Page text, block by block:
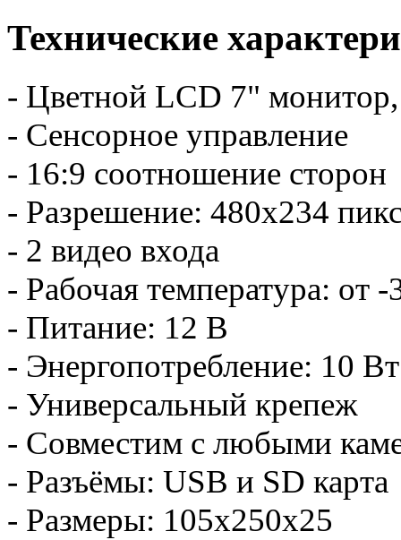
Технические
- Цветной LCD 7" монитор,
- Сенсорное управление
- 16:9 соотношение сторон
- Разрешение: 480x234
- 2 видео входа
- Рабочая температура: от
- Питание: 12 В
- Энергопотребление: 10 Вт
- Универсальный крепеж
- Совместим с любыми
- Разъёмы: USB и SD карта
- Размеры: 105х250х25